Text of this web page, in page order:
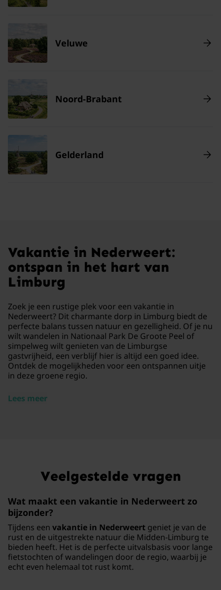
Veluwe
Noord-Brabant
Gelderland
Vakantie in Nederweert:
ontspan in het hart van
Limburg
Zoek je een rustige plek voor een vakantie in
Nederweert? Dit charmante dorp in Limburg biedt de
perfecte balans tussen natuur en gezelligheid. Of je nu
wilt wandelen in Nationaal Park De Groote Peel of
simpelweg wilt genieten van de Limburgse
gastvrijheid, een verblijf hier is altijd een goed idee.
Ontdek de mogelijkheden voor een ontspannen uitje
in deze groene regio.
Lees meer
Veelgestelde vragen
Wat maakt een vakantie in Nederweert zo
bijzonder?
Tijdens een vakantie in Nederweert geniet je van de
rust en de uitgestrekte natuur die Midden-Limburg te
bieden heeft. Het is de perfecte uitvalsbasis voor lange
fietstochten of wandelingen door de regio, waarbij je
echt even helemaal tot rust komt.